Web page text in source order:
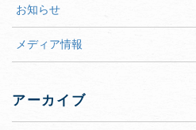
お知らせ
メディア情報
アーカイブ